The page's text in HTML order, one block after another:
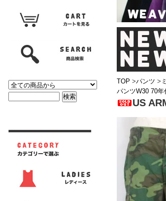
TOP >パンツ >
パンツW30 70年
US